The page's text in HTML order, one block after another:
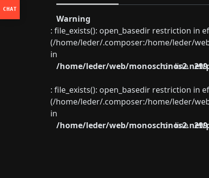
Warning
: file_exists(): open_basedir restriction in
(/home/leder/.composer:/home/leder/
in
/home/leder/web/
on line 299
: file_exists(): open_basedir restriction in
(/home/leder/.composer:/home/leder/
in
/home/leder/web/
on line 299